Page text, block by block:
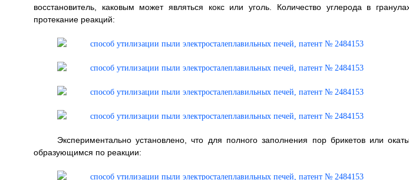
восстановитель, каковым может являться кокс или уголь. Количество углерода в
протекание реакций:
Экспериментально установлено, что для полного заполнения пор брикетов или
образующимся по реакции: